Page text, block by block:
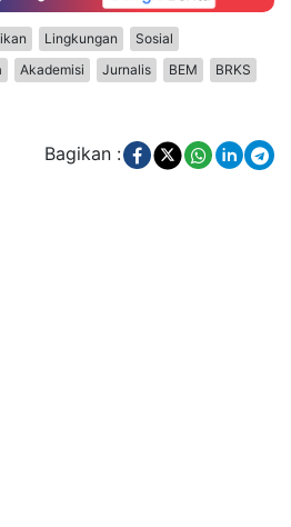
Lingkungan
Sosial
Akademisi Jurnalis BEM
BRKS
Bagikan :